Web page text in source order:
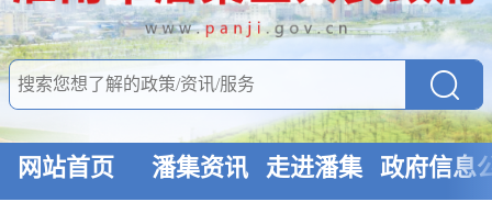
网站首页 潘集资讯 走进潘集 政府信息